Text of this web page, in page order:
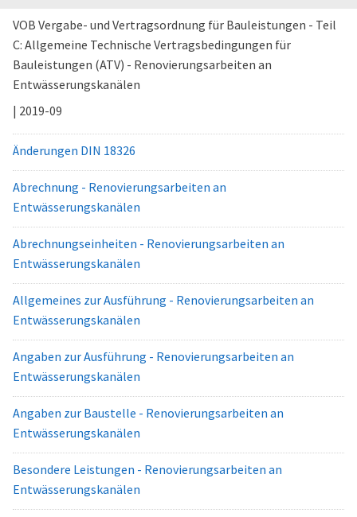
VOB Vergabe- und Vertragsordnung für Bauleistungen - Teil
C: Allgemeine Technische Vertragsbedingungen für
Bauleistungen (ATV) - Renovierungsarbeiten an
Entwässerungskanälen
| 2019-09
Änderungen DIN 18326
Abrechnung - Renovierungsarbeiten an
Entwässerungskanälen
Abrechnungseinheiten - Renovierungsarbeiten an
Entwässerungskanälen
Allgemeines zur Ausführung - Renovierungsarbeiten an
Entwässerungskanälen
Angaben zur Ausführung - Renovierungsarbeiten an
Entwässerungskanälen
Angaben zur Baustelle - Renovierungsarbeiten an
Entwässerungskanälen
Besondere Leistungen - Renovierungsarbeiten an
Entwässerungskanälen